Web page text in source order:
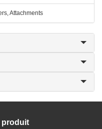
Attachments
produit